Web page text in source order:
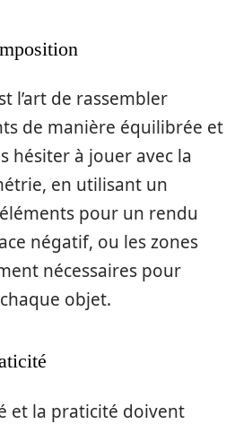
l’art de rassembler
de manière équilibrée et
hésiter à jouer avec la
en utilisant un
pour un rendu
négatif, ou les zones
nécessaires pour
objet.
et la praticité doivent